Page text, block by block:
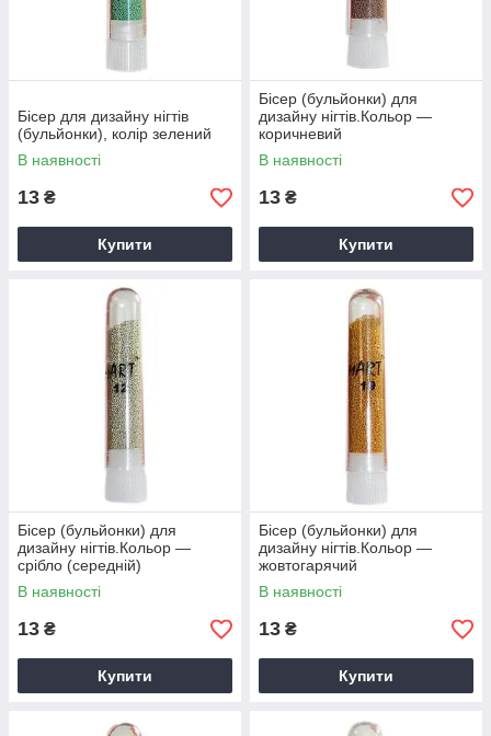
Бісер для дизайну нігтів
(бульйонки), колір зелений
В наявності
13 ₴
Купити
Бісер (бульйонки) для
дизайну нігтів.Кольор —
коричневий
В наявності
13 ₴
Купити
Бісер (бульйонки) для
дизайну нігтів.Кольор —
срібло (середній)
В наявності
13 ₴
Купити
Бісер (бульйонки) для
дизайну нігтів.Кольор —
жовтогарячий
В наявності
13 ₴
Купити